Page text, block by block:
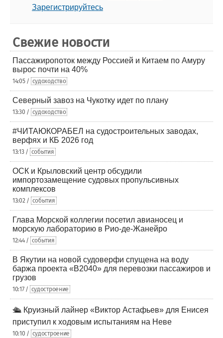
Зарегистрируйтесь
Свежие новости
Пассажиропоток между Россией и Китаем по Амуру
вырос почти на 40%
14:05 / судоходство
Северный завоз на Чукотку идет по плану
13:30 / судоходство
#ЧИТАЮКОРАБЕЛ на судостроительных заводах,
верфях и КБ 2026 год
13:13 / события
ОСК и Крыловский центр обсудили
импортозамещение судовых пропульсивных
комплексов
13:02 / события
Глава Морской коллегии посетил авианосец и
морскую лабораторию в Рио-де-Жанейро
12:44 / события
В Якутии на новой судоверфи спущена на воду
баржа проекта «В2040» для перевозки пассажиров и
грузов
10:17 / судостроение
🛳️ Круизный лайнер «Виктор Астафьев» для Енисея
приступил к ходовым испытаниям на Неве
10:10 / судостроение